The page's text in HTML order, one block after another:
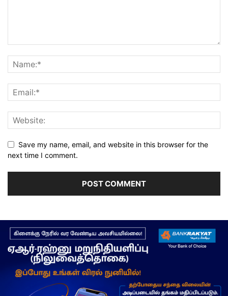
Save my name, email, and website in this browser for the
next time I comment.